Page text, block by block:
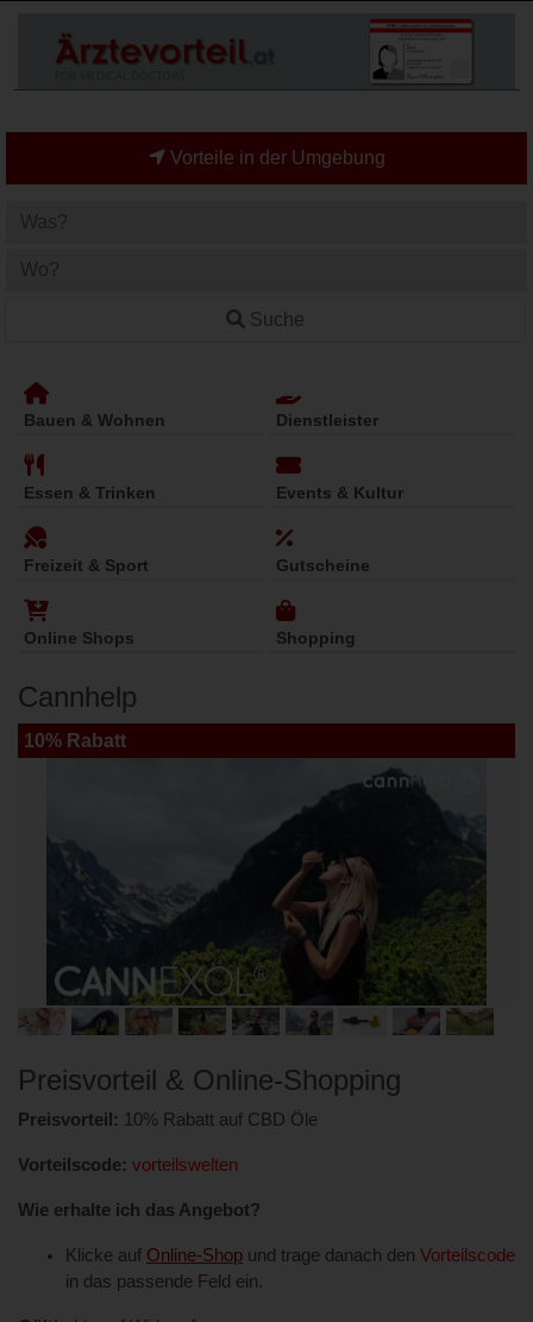
Vorteile in der Umgebung
Suche
Bauen & Wohnen Dienstleister
Essen & Trinken Events & Kultur
Freizeit & Sport Gutscheine
Online Shops Shopping
Cannhelp
10% Rabatt
Preisvorteil & Online-Shopping
Preisvorteil: 10% Rabatt auf CBD Öle
Vorteilscode: vorteilswelten
Wie erhalte ich das Angebot?
Klicke auf Online-Shop und trage danach den Vorteilscode
in das passende Feld ein.